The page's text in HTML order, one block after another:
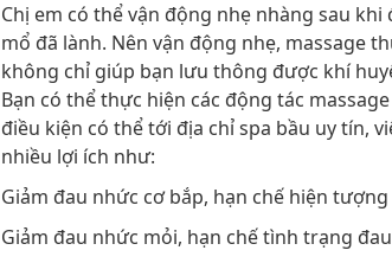
Chị em có thể vận động nhẹ nhàng sau
mổ đã lành. Nên vận động nhẹ, massage
không chỉ giúp bạn lưu thông được khí
Bạn có thể thực hiện các động tác
điều kiện có thể tới địa chỉ spa bầu uy tín,
nhiều lợi ích như:
Giảm đau nhức cơ bắp, hạn chế hiện
Giảm đau nhức mỏi, hạn chế tình trạng